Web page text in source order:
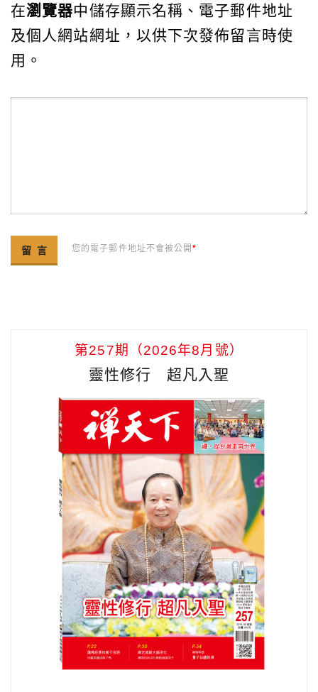
在瀏覽器中儲存顯示名稱、電子郵件地址
及個人網站網址，以供下次發佈留言時使
用。
您的電子郵件地址不會被公開*
第257期（2026年8月號）
靈性修行 超凡入聖